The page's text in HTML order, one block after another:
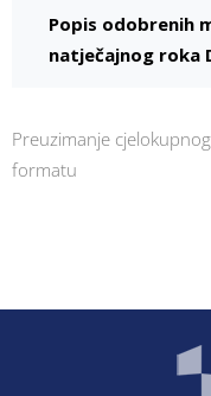
Popis odobrenih
natječajnog roka
Preuzimanje
formatu